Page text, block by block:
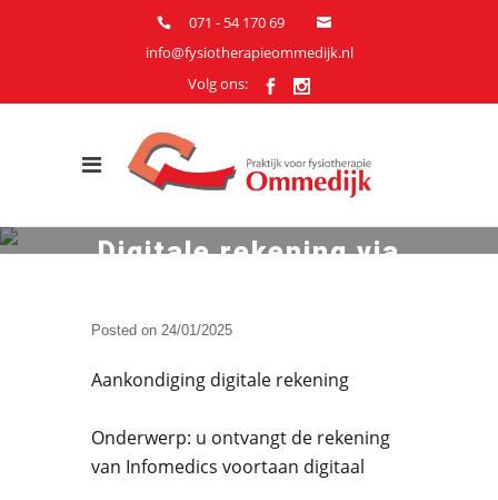
071 - 54 170 69
info@fysiotherapieommedijk.nl
Volg ons:
Digitale rekening via
Posted on 24/01/2025
Aankondiging digitale rekening
Onderwerp: u ontvangt de rekening
van Infomedics voortaan digitaal